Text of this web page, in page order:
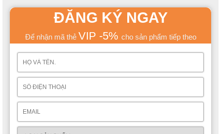
ĐĂNG KÝ NGAY
Để nhận mã thẻ VIP -5% cho sản phẩm tiếp theo